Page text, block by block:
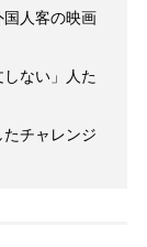
国人客の映画
ない」人た
チャレンジ